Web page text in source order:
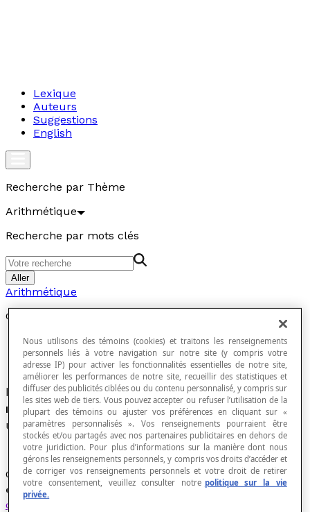
Lexique
Auteurs
Suggestions
English
Recherche par Thème
Arithmétique
Recherche par mots clés
Aller
Arithmétique
Congruence de nombres
Deuxnombres entierssont ditscongrus modulo
n
si leurdifférence est un multiple den, nétant
un nombre entier.
On peut aussi dire que deux nombres entiers sont dits
congrus modulon s'ils ont mêmerestepar leur
division euclidienne
Nous utilisons des témoins (cookies) et traitons les renseignements
personnels liés à votre navigation sur notre site (y compris votre
adresse IP) pour activer les fonctionnalités essentielles de notre site,
améliorer les performances de notre site, recueillir des statistiques et
diffuser des publicités ciblées ou du contenu personnalisé, y compris sur
les sites web de tiers. Vous pouvez accepter ou refuser l’utilisation de la
plupart des témoins ou ajuster vos préférences en cliquant sur «
paramètres personnalisés ». Vos renseignements pourraient être
stockés et/ou partagés avec nos partenaires publicitaires en dehors de
votre juridiction. Pour plus d’informations sur la manière dont nous
gérons les renseignements personnels, y compris vos droits d’accéder et
de corriger vos renseignements personnels et votre droit de retirer
votre consentement, veuillez consulter notre politique sur la vie
privée.